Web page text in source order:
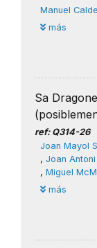
Manuel
más
Sa
ref: Q314-26
Joan Mayol
, Joan
, ​Miguel
más